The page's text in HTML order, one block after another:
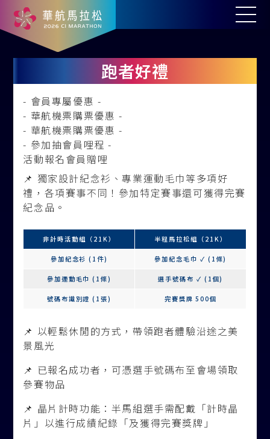
跑者好禮
- 會員專屬優惠 -
- 華航機票購票優惠 -
- 華航機票購票優惠 -
- 參加抽會員哩程 -
活動報名會員贈哩
📌 獨家設計紀念衫、專業運動毛巾等多項好
禮，各項賽事不同！參加特定賽事還可獲得完賽
紀念品。
非計時活動組（21K） 半程馬拉松組（21K）
參加紀念衫 (1件) 參加紀念毛巾 ✓ (1條)
參加運動毛巾 (1條) 選手號碼布 ✓ (1個)
號碼布識別證 (1張) 完賽獎牌 500個
📌 以輕鬆休閒的方式，帶領跑者體驗沿途之美
景風光
📌 已報名成功者，可憑選手號碼布至會場領取
參賽物品
📌 晶片計時功能：半馬組選手需配戴「計時晶
片」以進行成績紀錄「及獲得完賽獎牌」